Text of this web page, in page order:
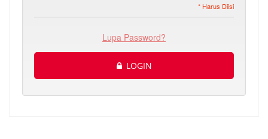
* Harus Diisi
Lupa Password?
LOGIN